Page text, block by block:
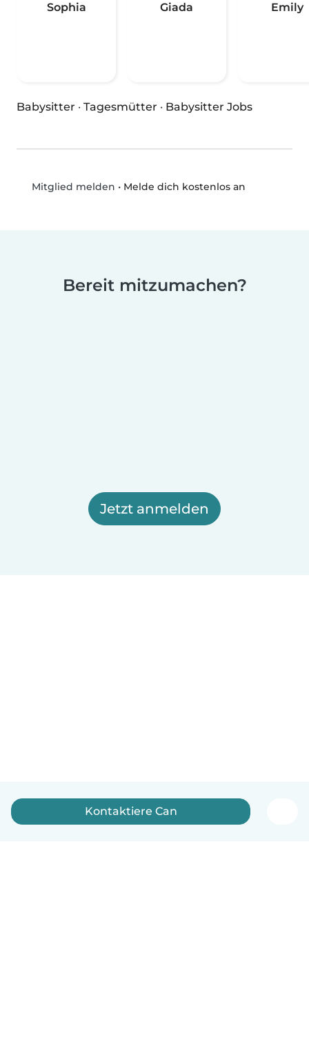
Sophia Giada Emily
Babysitter · Tagesmütter · Babysitter Jobs
Mitglied melden • Melde dich kostenlos an
Bereit mitzumachen?
Jetzt anmelden
Kontaktiere Can